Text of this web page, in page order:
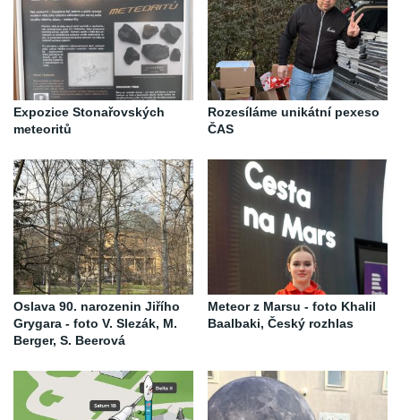
Expozice Stonařovských
meteoritů
Rozesíláme unikátní pexeso
ČAS
Oslava 90. narozenin Jiřího
Grygara - foto V. Slezák, M.
Berger, S. Beerová
Meteor z Marsu - foto Khalil
Baalbaki, Český rozhlas